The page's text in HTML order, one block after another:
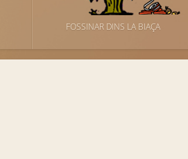
FOSSINAR DINS LA BIAÇA